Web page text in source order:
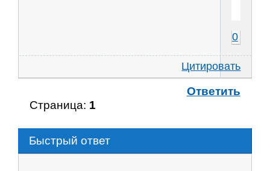
0
Цитировать
Ответить
Страница: 1
Быстрый ответ